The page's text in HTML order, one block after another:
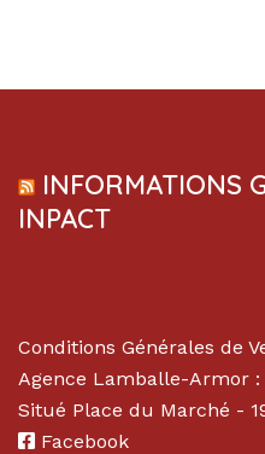
INFORMATIONS
INPACT
Conditions Générales de
Agence Lamballe-Armor :
Situé Place du Marché -
Facebook